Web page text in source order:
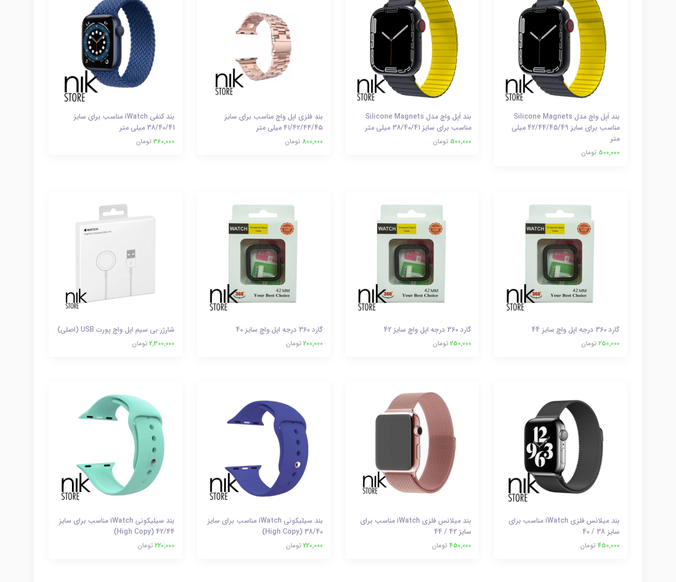
بند اَپل واچ مدل Silicone Magnets
مناسب برای سایز 42/44/45/49 میلی
متر
500,000 تومان
بند اَپل واچ مدل Silicone Magnets
مناسب برای سایز 38/40/41 میلی متر
500,000 تومان
بند فلزی اپل واچ مناسب برای سایز
۴۱/۴۲/۴۴/4۵ میلی متر
800,000تومان
بند کنفی iWatch مناسب برای سایز
38/40/41 میلی متر
360,000تومان
گارد 360 درجه اپل واچ سایز 44
250,000تومان
گارد 360 درجه اپل واچ سایز 42
250,000تومان
گارد 360 درجه اپل واچ سایز 40
200,000تومان
شارژر بی سیم اپل واچ پورت USB (اصلی)
2,300,000تومان
بند میلانس فلزی iWatch مناسب برای
سایز 38 / 40
450,000 تومان
بند میلانس فلزی iWatch مناسب برای
سایز 42 / 44
450,000 تومان
بند سیلیکونی iWatch مناسب برای سایز
38/40 (High Copy)
220,000تومان
بند سیلیکونی iWatch مناسب برای سایز
42/44 (High Copy)
220,000تومان